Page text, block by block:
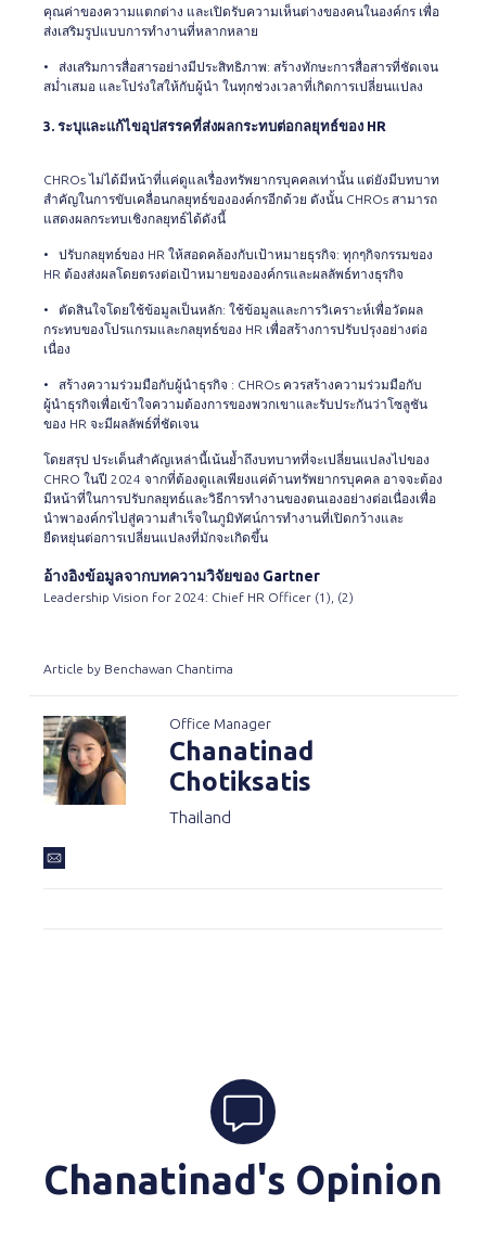
คุณค่าของความแตกต่าง และเปิดรับความเห็นต่างของคนในองค์กร เพื่อ
ส่งเสริมรูปแบบการทำงานที่หลากหลาย
• ส่งเสริมการสื่อสารอย่างมีประสิทธิภาพ: สร้างทักษะการสื่อสารที่ชัดเจน
สม่ำเสมอ และโปร่งใสให้กับผู้นำ ในทุกช่วงเวลาที่เกิดการเปลี่ยนแปลง
3. ระบุและแก้ไขอุปสรรคที่ส่งผลกระทบต่อกลยุทธ์ของ HR
CHROs ไม่ได้มีหน้าที่แค่ดูแลเรื่องทรัพยากรบุคคลเท่านั้น แต่ยังมีบทบาท
สำคัญในการขับเคลื่อนกลยุทธ์ขององค์กรอีกด้วย ดังนั้น CHROs สามารถ
แสดงผลกระทบเชิงกลยุทธ์ได้ดังนี้
• ปรับกลยุทธ์ของ HR ให้สอดคล้องกับเป้าหมายธุรกิจ: ทุกๆกิจกรรมของ
HR ต้องส่งผลโดยตรงต่อเป้าหมายขององค์กรและผลลัพธ์ทางธุรกิจ
• ตัดสินใจโดยใช้ข้อมูลเป็นหลัก: ใช้ข้อมูลและการวิเคราะห์เพื่อวัดผล
กระทบของโปรแกรมและกลยุทธ์ของ HR เพื่อสร้างการปรับปรุงอย่างต่อ
เนื่อง
• สร้างความร่วมมือกับผู้นำธุรกิจ : CHROs ควรสร้างความร่วมมือกับ
ผู้นำธุรกิจเพื่อเข้าใจความต้องการของพวกเขาและรับประกันว่าโซลูชัน
ของ HR จะมีผลลัพธ์ที่ชัดเจน
โดยสรุป ประเด็นสำคัญเหล่านี้เน้นย้ำถึงบทบาทที่จะเปลี่ยนแปลงไปของ
CHRO ในปี 2024 จากที่ต้องดูเเลเพียงแค่ด้านทรัพยากรบุคคล อาจจะต้อง
มีหน้าที่ในการปรับกลยุทธ์และวิธีการทำงานของตนเองอย่างต่อเนื่องเพื่อ
นำพาองค์กรไปสู่ความสำเร็จในภูมิทัศน์การทำงานที่เปิดกว้างและ
ยืดหยุ่นต่อการเปลี่ยนแปลงที่มักจะเกิดขึ้น
อ้างอิงข้อมูลจากบทความวิจัยของ Gartner
Leadership Vision for 2024: Chief HR Officer (1) , (2)
Article by Benchawan Chantima
Office Manager
Chanatinad
Chotiksatis
Thailand
Chanatinad's Opinion